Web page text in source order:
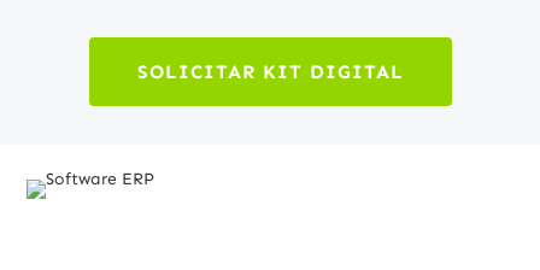
SOLICITAR KIT DIGITAL